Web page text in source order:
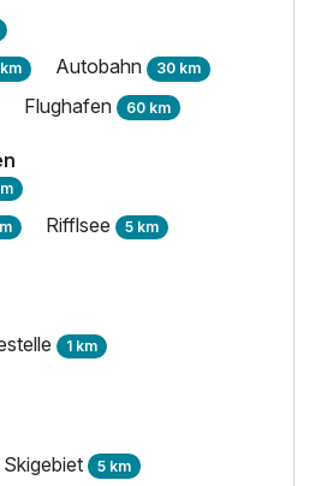
Autobahn 30 km
Flughafen 60 km
Rifflsee 5 km
1 km
Skigebiet 5 km